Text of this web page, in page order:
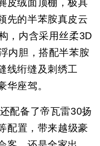
皮绒面顶棚，极具
先的半苯胺真皮云
，内含采用丝柔3D
内胆，搭配半苯胺
线绗缝及刺绣工
华座驾。
备了帝瓦雷30扬
配置，带来越级豪